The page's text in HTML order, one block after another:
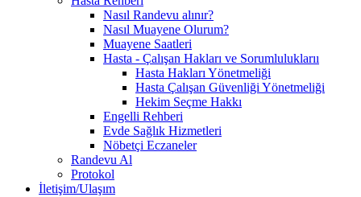
Nasıl Randevu alınır?
Nasıl Muayene Olurum?
Muayene Saatleri
Hasta - Çalışan Hakları ve Sorumluluklarıı
Hasta Hakları Yönetmeliği
Hasta Çalışan Güvenliği Yönetmeliği
Hekim Seçme Hakkı
Engelli Rehberi
Evde Sağlık Hizmetleri
Nöbetçi Eczaneler
Randevu Al
Protokol
İletişim/Ulaşım